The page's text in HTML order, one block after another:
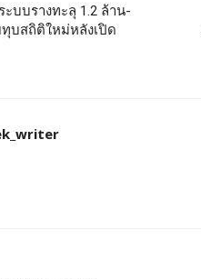
บบรางทะลุ 1.2 ล้าน-
บสถิติใหม่หลังเปิด